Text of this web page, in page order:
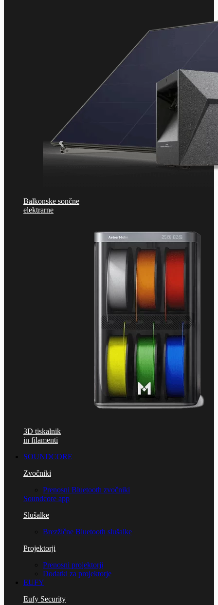
Balkonske sončne
elektrarne
3D tiskalnik
in filamenti
SOUNDCORE
Zvočniki
Prenosni Bluetooth zvočniki
Soundcore app
Slušalke
Brezžične Bluetooth slušalke
Projektorji
Prenosni projektorji
Dodatki za projektorje
EUFY
Eufy Security